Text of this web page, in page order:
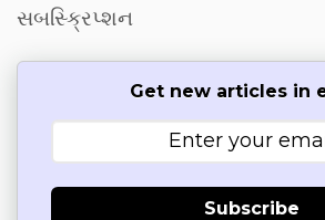
સબસ્ક્રિપ્શન
Get new articles in
Subscribe